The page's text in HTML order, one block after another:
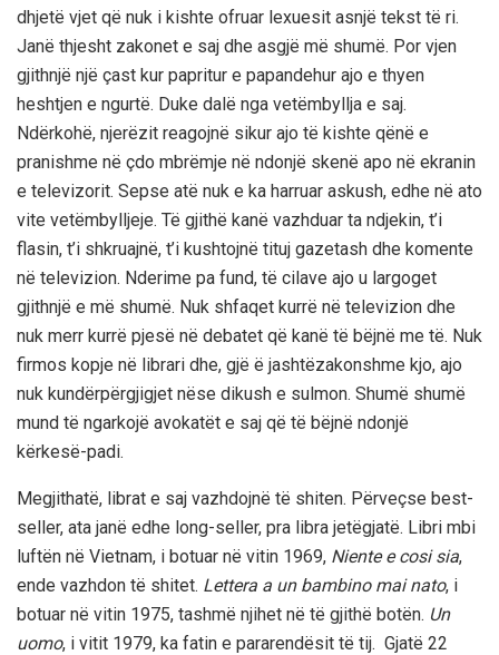
dhjetë vjet që nuk i kishte ofruar lexuesit asnjë tekst të ri.
Janë thjesht zakonet e saj dhe asgjë më shumë. Por vjen
gjithnjë një çast kur papritur e papandehur ajo e thyen
heshtjen e ngurtë. Duke dalë nga vetëmbyllja e saj.
Ndërkohë, njerëzit reagojnë sikur ajo të kishte qënë e
pranishme në çdo mbrëmje në ndonjë skenë apo në ekranin
e televizorit. Sepse atë nuk e ka harruar askush, edhe në ato
vite vetëmbylljeje. Të gjithë kanë vazhduar ta ndjekin, t’i
flasin, t’i shkruajnë, t’i kushtojnë tituj gazetash dhe komente
në televizion. Nderime pa fund, të cilave ajo u largoget
gjithnjë e më shumë. Nuk shfaqet kurrë në televizion dhe
nuk merr kurrë pjesë në debatet që kanë të bëjnë me të. Nuk
firmos kopje në librari dhe, gjë ë jashtëzakonshme kjo, ajo
nuk kundërpërgjigjet nëse dikush e sulmon. Shumë shumë
mund të ngarkojë avokatët e saj që të bëjnë ndonjë
kërkesë-padi.
Megjithatë, librat e saj vazhdojnë të shiten. Përveçse best-
seller, ata janë edhe long-seller, pra libra jetëgjatë. Libri mbi
luftën në Vietnam, i botuar në vitin 1969, Niente e cosi sia,
ende vazhdon të shitet. Lettera a un bambino mai nato, i
botuar në vitin 1975, tashmë njihet në të gjithë botën. Un
uomo, i vitit 1979, ka fatin e pararendësit të tij. Gjatë 22